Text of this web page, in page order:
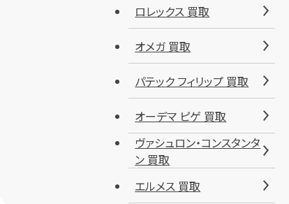
ロレックス 買取
オメガ 買取
パテック フィリップ 買取
オーデマ ピゲ 買取
ヴァシュロン・コンスタンタ
ン 買取
エルメス 買取